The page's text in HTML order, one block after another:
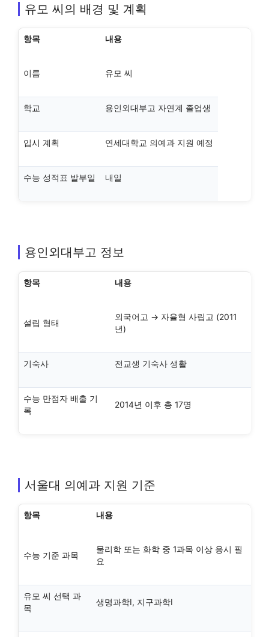
유모 씨의 배경 및 계획
항목 내용
이름 유모 씨
학교 용인외대부고 자연계 졸업생
입시 계획 연세대학교 의예과 지원 예정
수능 성적표 발부일 내일
용인외대부고 정보
항목 내용
설립 형태
외국어고 → 자율형 사립고 (2011
년)
기숙사 전교생 기숙사 생활
수능 만점자 배출 기
록
2014년 이후 총 17명
서울대 의예과 지원 기준
항목 내용
수능 기준 과목
물리학 또는 화학 중 1과목 이상 응시 필
요
유모 씨 선택 과
목
생명과학Ⅰ, 지구과학Ⅰ